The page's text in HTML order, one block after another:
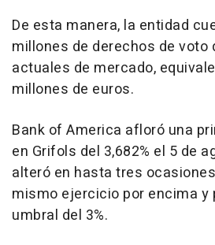
De esta manera, la entidad
millones de derechos de voto
actuales de mercado,
millones de euros.
Bank of America afloró una
en Grifols del 3,682% el 5 de
alteró en hasta tres
mismo ejercicio por encima y
umbral del 3%.